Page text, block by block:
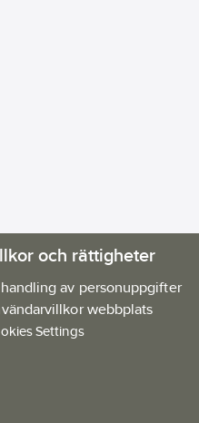
och rättigheter
av personuppgifter
webbplats
Settings